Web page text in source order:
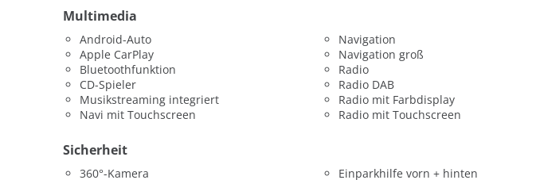
Multimedia
Android-Auto
Apple CarPlay
Bluetoothfunktion
CD-Spieler
Musikstreaming integriert
Navi mit Touchscreen
Navigation
Navigation groß
Radio
Radio DAB
Radio mit Farbdisplay
Radio mit Touchscreen
Sicherheit
360°-Kamera
Einparkhilfe vorn + hinten